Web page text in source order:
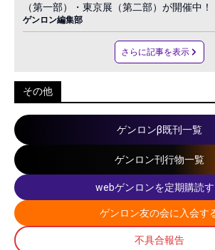
（第一部）・東京展（第二部）が開催中！
ゲンロン編集部
さらに記事を表示
その他
ゲンロンβ既刊一覧
ゲンロン刊行物一覧
webゲンロンを定期購読す
ゲンロン友の会に入会す
不具合報告